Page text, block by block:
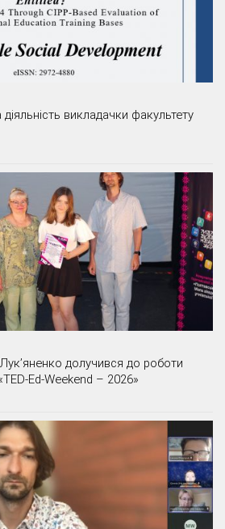
викладачки факультету
долучився до роботи
Ed-Weekend – 2026»